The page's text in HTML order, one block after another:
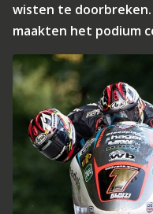
wisten te doorbreken.
maakten het podium